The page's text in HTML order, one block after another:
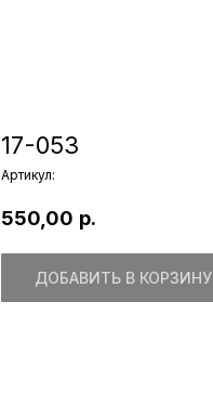
17-053
Артикул:
550,00 р.
ДОБАВИТЬ В КОРЗИНУ